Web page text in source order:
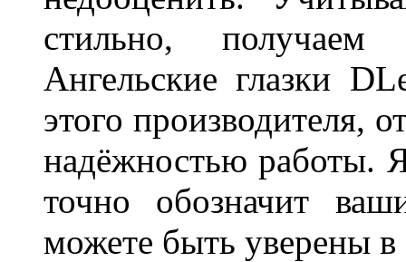
стильно,
Ангельские глазки
этого производителя,
надёжностью работы.
точно обозначит
можете быть уверены